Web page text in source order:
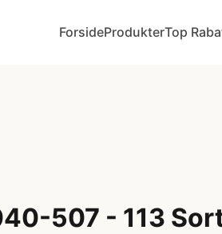
ForsideProdukterTop
507 - 113